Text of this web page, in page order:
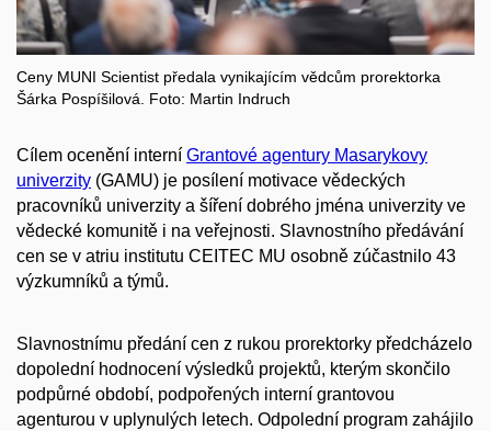
Ceny MUNI Scientist předala vynikajícím vědcům prorektorka
Šárka Pospíšilová. Foto: Martin Indruch
Cílem ocenění interní Grantové agentury Masarykovy
univerzity (GAMU) je posílení motivace vědeckých
pracovníků univerzity a šíření dobrého jména univerzity ve
vědecké komunitě i na veřejnosti. Slavnostního předávání
cen se v atriu institutu CEITEC MU osobně zúčastnilo 43
výzkumníků a týmů.
Slavnostnímu předání cen z rukou prorektorky předcházelo
dopolední hodnocení výsledků projektů, kterým skončilo
podpůrné období, podpořených interní grantovou
agenturou v uplynulých letech. Odpolední program zahájilo